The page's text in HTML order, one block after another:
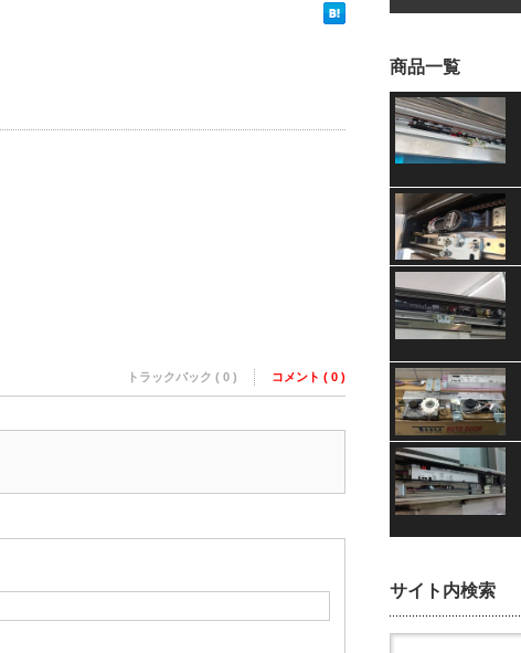
トラックバック ( 0 ) コメント ( 0 )
商品一覧
サイト内検索